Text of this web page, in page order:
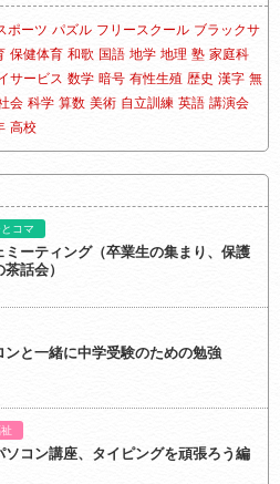
ポーツ パズル フリースクール ブラックサ
保健体育 和歌 国語 地学 地理 塾 家庭科
サービス 数学 暗号 有性生殖 歴史 漢字 無
会 科学 算数 美術 自立訓練 英語 講演会
高校
コマ
ミーティング（卒業生の集まり、保護
話会）
ンと一緒に中学受験のための勉強
ソコン講座、タイピングを頑張ろう編